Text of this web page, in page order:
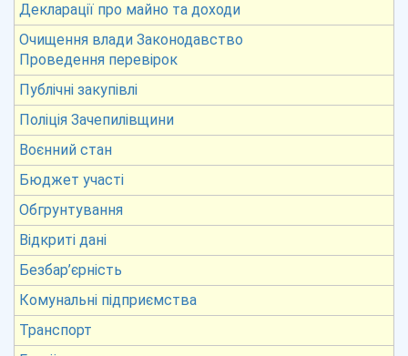
Декларації про майно та доходи
Очищення влади Законодавство
Проведення перевірок
Публічні закупівлі
Поліція Зачепилівщини
Воєнний стан
Бюджет участі
Обгрунтування
Відкриті дані
Безбар’єрність
Комунальні підприємства
Транспорт